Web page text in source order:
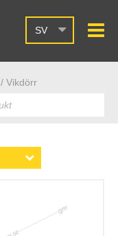
SV
/ Vikdörr